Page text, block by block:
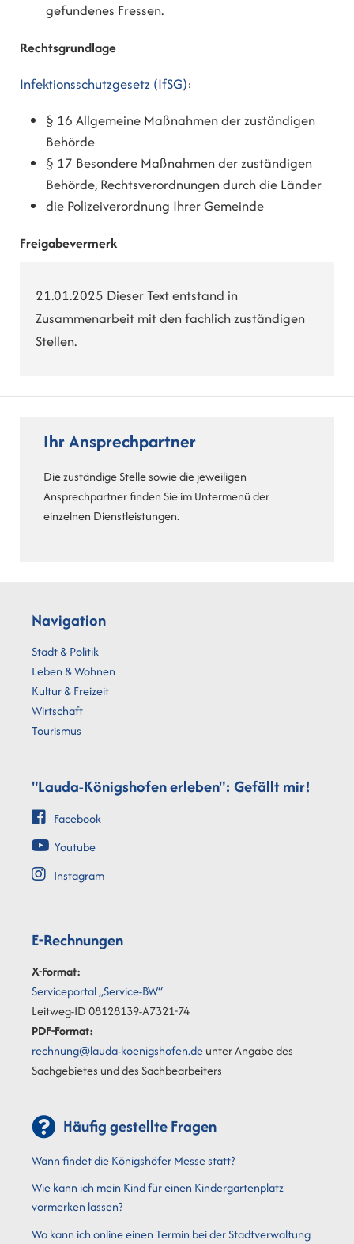
gefundenes Fressen.
Rechtsgrundlage
Infektionsschutzgesetz (IfSG):
§ 16 Allgemeine Maßnahmen der zuständigen
Behörde
§ 17 Besondere Maßnahmen der zuständigen
Behörde, Rechtsverordnungen durch die Länder
die Polizeiverordnung Ihrer Gemeinde
Freigabevermerk
21.01.2025 Dieser Text entstand in
Zusammenarbeit mit den fachlich zuständigen
Stellen.
Ihr Ansprechpartner
Die zuständige Stelle sowie die jeweiligen
Ansprechpartner finden Sie im Untermenü der
einzelnen Dienstleistungen.
Navigation
Stadt & Politik
Leben & Wohnen
Kultur & Freizeit
Wirtschaft
Tourismus
"Lauda-Königshofen erleben": Gefällt mir!
Facebook
Youtube
Instagram
E-Rechnungen
X-Format:
Serviceportal „Service-BW“
Leitweg-ID 08128139-A7321-74
PDF-Format:
rechnung@lauda-koenigshofen.deunter Angabe des
Sachgebietes und des Sachbearbeiters
Häufig gestellte Fragen
Wann findet die Königshöfer Messe statt?
Wie kann ich mein Kind für einen Kindergartenplatz
vormerken lassen?
Wo kann ich online einen Termin bei der Stadtverwaltung